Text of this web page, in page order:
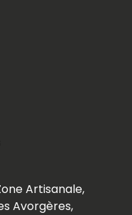
Artisanale,
Avorgères,